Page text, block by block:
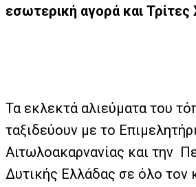
εσωτερική αγορά και
Τα εκλεκτά αλιεύματα του
ταξιδεύουν με το
Αιτωλοακαρνανίας και την
Δυτικής Ελλάδας σε όλο τον